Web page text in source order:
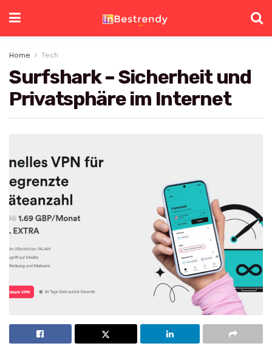
Home Tech
Surfshark – Sicherheit und
Privatsphäre im Internet